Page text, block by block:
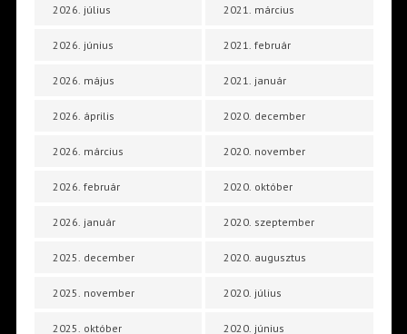
2026. július
2026. június
2026. május
2026. április
2026. március
2026. február
2026. január
2025. december
2025. november
2025. október
2021. március
2021. február
2021. január
2020. december
2020. november
2020. október
2020. szeptember
2020. augusztus
2020. július
2020. június